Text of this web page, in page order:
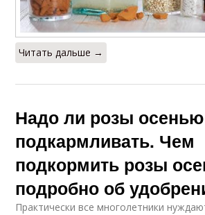
Читать дальше →
Надо ли розы осенью
подкармливать. Чем
подкормить розы
подробно об
Практически все многолетники